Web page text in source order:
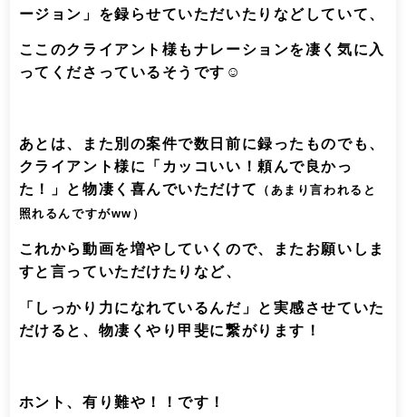
ージョン」を録らせていただいたりなどしていて、
ここのクライアント様もナレーションを凄く気に入
ってくださっているそうです☺️
あとは、また別の案件で数日前に録ったものでも、
クライアント様に「カッコいい！頼んで良かっ
た！」と物凄く喜んでいただけて
（あまり言われると
照れるんですがww）
これから動画を増やしていくので、またお願いしま
すと言っていただけたりなど、
「しっかり力になれているんだ」
と実感させていた
だけると、物凄くやり甲斐に繋がります！
ホント、有り難や！！です！